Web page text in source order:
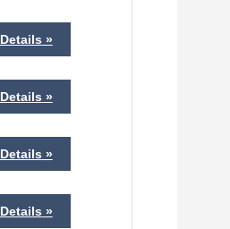
Details
Details
Details
Details